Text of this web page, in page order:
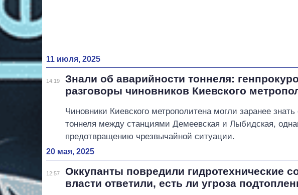
11 июля, 2025
14:19
Знали об аварийности тоннеля:
разговоры чиновников Киевского
Чиновники Киевского метрополитена могли заранее
тоннеля между станциями Демеевская и Лыбидская,
предотвращению чрезвычайной ситуации.
20 мая, 2025
12:57
Оккупанты повредили гидротехнические
власти ответили, есть ли угроза